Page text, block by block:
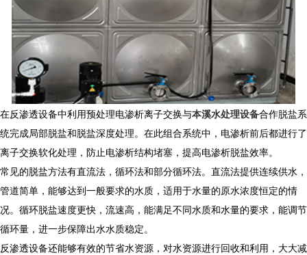
在反渗透设备中利用预处理电渗析离子交换与本溪水处理设备合作脱盐系
统完成局部脱盐和脱盐深度处理。在此组合系统中，电渗析前后都进行了
离子交换软化处理，防止电渗析结构堵塞，提高电渗析脱盐效率。
常见的脱盐方法有直流法，循环法和部分循环法。直流法提供连续供水，
管道简单，能够达到一般要求的水质，适用于水量的原水浓度恒定的情
况。循环脱盐速度更快，流速高，能满足不同水质和水量的要求，能调节
循环量，进一步保障出水水质稳定。
反渗透设备还能够有效的节省水资源，对水资源进行回收和利用，大大减